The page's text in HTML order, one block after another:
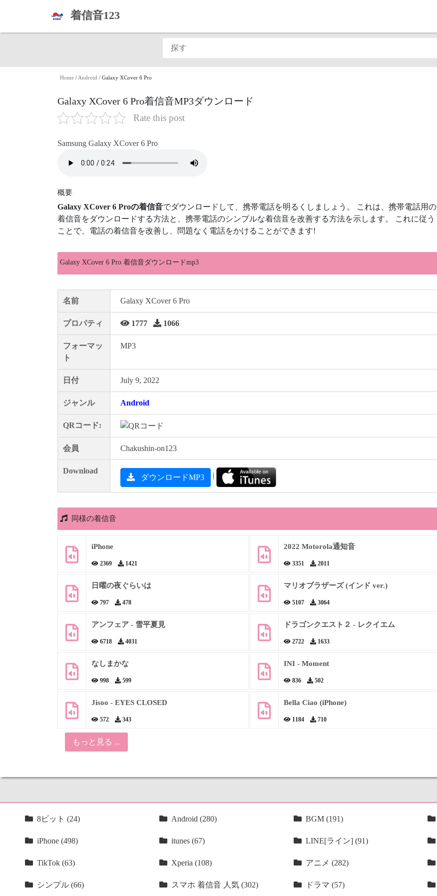
着信音123
Home / Android / Galaxy XCover 6 Pro
Galaxy XCover 6 Pro着信音MP3ダウンロード
Rate this post
Samsung Galaxy XCover 6 Pro
概要
Galaxy XCover 6 Proの着信音でダウンロードして、携帯電話を明るくしましょう。 これは、携帯電話用の
着信音をダウンロードする方法と、携帯電話のシンプルな着信音を改善する方法を示します。 これに従う
ことで、電話の着信音を改善し、問題なく電話をかけることができます!
Galaxy XCover 6 Pro 着信音ダウンロードmp3
名前 Galaxy XCover 6 Pro
プロパティ 1777 1066
フォーマッ
ト
MP3
日付 July 9, 2022
ジャンル Android
QRコード:
会員 Chakushin-on123
Download
ダウンロードMP3 |
同様の着信音
iPhone
2369 1421
2022 Motorola通知音
3351 2011
日曜の夜ぐらいは
797 478
マリオブラザーズ (インド ver.)
5107 3064
アンフェア - 雪平夏見
6718 4031
ドラゴンクエスト２ - レクイエム
2722 1633
なしまかな
998 599
INI - Moment
836 502
Jisoo - EYES CLOSED
572 343
Bella Ciao (iPhone)
1184 710
もっと見る ...
8ビット (24) Android (280) BGM (191)
iPhone (498) itunes (67) LINE[ライン] (91)
TikTok (63) Xperia (108) アニメ (282)
シンプル (66) スマホ 着信音 人気 (302) ドラマ (57)